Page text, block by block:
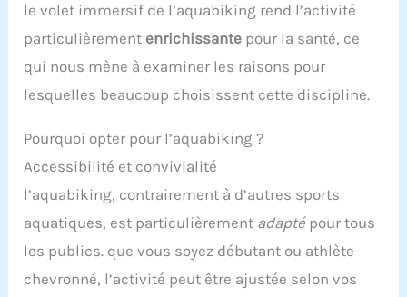
le volet immersif de l’aquabiking rend l’activité
particulièrement enrichissante pour la santé, ce
qui nous mène à examiner les raisons pour
lesquelles beaucoup choisissent cette discipline.
Pourquoi opter pour l’aquabiking ?
Accessibilité et convivialité
l’aquabiking, contrairement à d’autres sports
aquatiques, est particulièrement adaptépour tous
les publics. que vous soyez débutant ou athlète
chevronné, l’activité peut être ajustée selon vos